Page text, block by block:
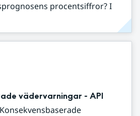
procentsiffror? I
vädervarningar - API